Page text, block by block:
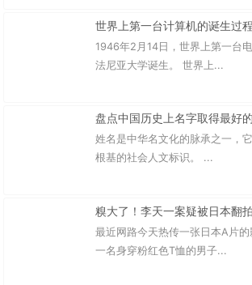
世界上第一台计算机的诞生过程
1946年2月14日，世界上第一台
法尼亚大学诞生。 世界上...
盘点中国历史上名字取得最好
姓名是中华名文化的脉承之一，
根基的社会人文标识。 ...
糗大了！李天一案疑被日本翻
最近网路今天热传一张日本A片
一名身穿粉红色T恤的男子...